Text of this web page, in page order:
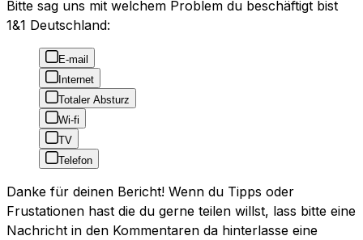
Bitte sag uns mit welchem Problem du beschäftigt bist
1&1 Deutschland:
E-mail
Internet
Totaler Absturz
Wi-fi
TV
Telefon
Danke für deinen Bericht! Wenn du Tipps oder
Frustationen hast die du gerne teilen willst, lass bitte eine
Nachricht in den Kommentaren da hinterlasse eine